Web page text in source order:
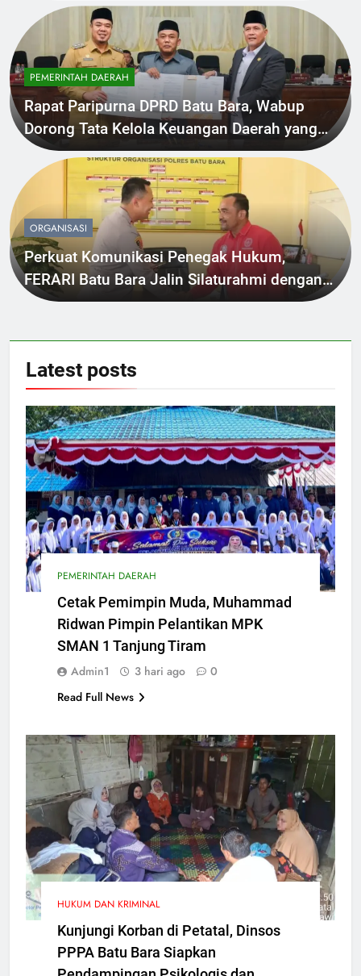
PEMERINTAH DAERAH
Rapat Paripurna DPRD Batu Bara, Wabup
Dorong Tata Kelola Keuangan Daerah yang
Transparan dan Akuntabel
ORGANISASI
Perkuat Komunikasi Penegak Hukum,
FERARI Batu Bara Jalin Silaturahmi dengan
Kapolres
Latest posts
PEMERINTAH DAERAH
Cetak Pemimpin Muda, Muhammad
Ridwan Pimpin Pelantikan MPK
SMAN 1 Tanjung Tiram
Admin1 3 hari ago
0
Read Full News
HUKUM DAN KRIMINAL
Kunjungi Korban di Petatal, Dinsos
PPPA Batu Bara Siapkan